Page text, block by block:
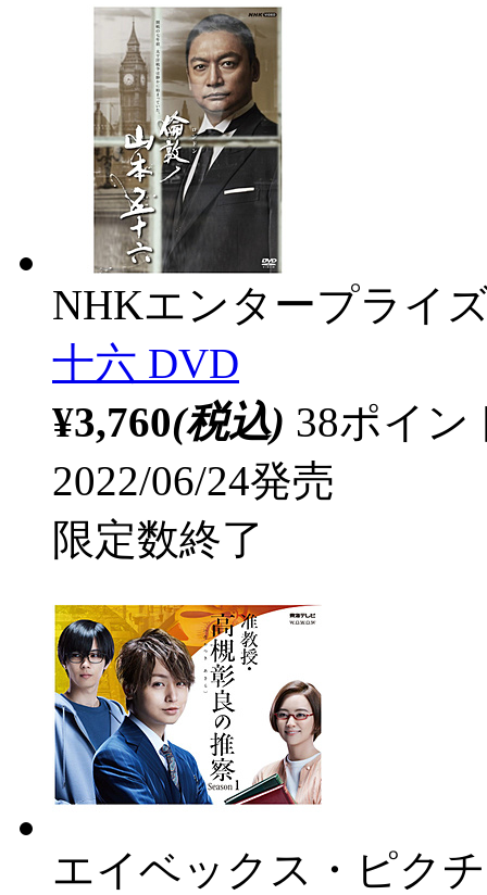
NHKエンタープライ
十六 DVD
¥3,760(税込) 38ポイ
2022/06/24発売
限定数終了
エイベックス・ピク